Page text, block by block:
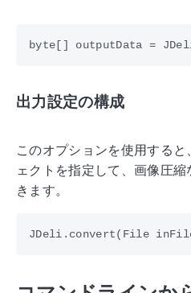
出力設定の構成
このオプションを使用すると
ェクトを指定して、画像圧
きます。